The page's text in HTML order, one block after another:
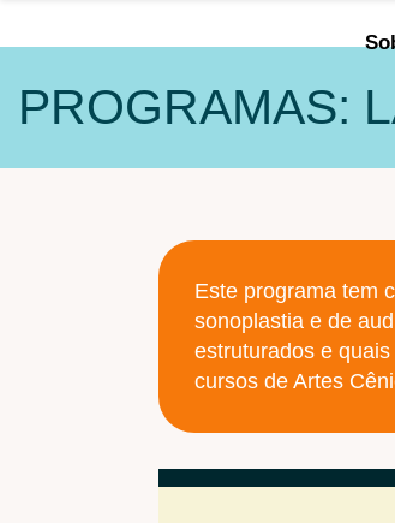
PROGRAMAS:
Alterar ordem
selecionar
Este programa tem
sonoplastia e de
estruturados e
cursos de Artes